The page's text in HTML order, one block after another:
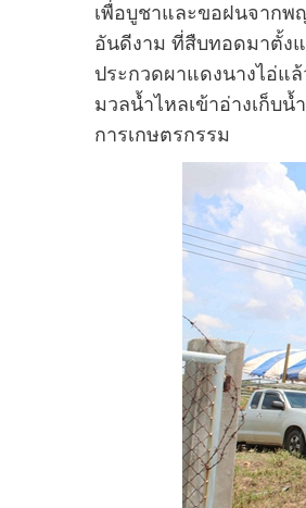
เพื่อบูชาและขอฝนจากพ
อันดีงาม ที่สืบทอดมาตั้ง
ประกวดผาแดงนางไอ่แ
มวลน้ำไหลเข้าอ่างเก็บ
การเกษตรกรรม